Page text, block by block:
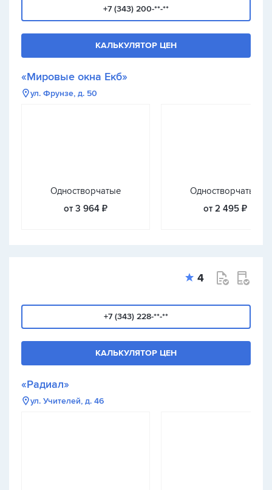
+7 (343) 200-**-**
КАЛЬКУЛЯТОР ЦЕН
«Мировые окна Екб»
ул. Фрунзе, д. 50
Одностворчатые
от 3 964 ₽
Одностворчатые
от 2 495 ₽
4
+7 (343) 228-**-**
КАЛЬКУЛЯТОР ЦЕН
«Радиал»
ул. Учителей, д. 46